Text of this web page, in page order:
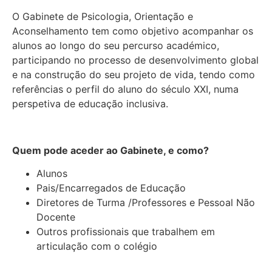
O Gabinete de Psicologia, Orientação e
Aconselhamento tem como objetivo acompanhar os
alunos ao longo do seu percurso académico,
participando no processo de desenvolvimento global
e na construção do seu projeto de vida, tendo como
referências o perfil do aluno do século XXI, numa
perspetiva de educação inclusiva.
Quem pode aceder ao Gabinete, e como?
Alunos
Pais/Encarregados de Educação
Diretores de Turma /Professores e Pessoal Não
Docente
Outros profissionais que trabalhem em
articulação com o colégio